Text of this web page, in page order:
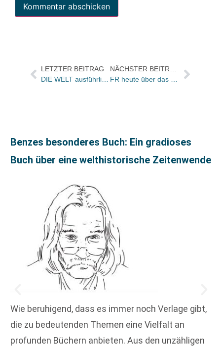
LETZTER BEITRAG
DIE WELT ausführlich zu den Plagiatsvorwürfen an Frank Schätzing
Benzes besonderes Buch: Ein gradioses
Buch über eine welthistorische Zeitenwende
Wie beruhigend, dass es immer noch Verlage gibt,
die zu bedeutenden Themen eine Vielfalt an
profunden Büchern anbieten. Aus den unzähligen